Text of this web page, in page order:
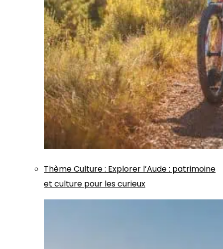
ThèmeCulture: Explorer l’Aude : patrimoine
et culture pour les curieux